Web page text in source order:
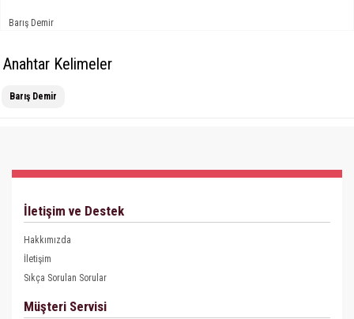
Barış Demir
Anahtar Kelimeler
Barış Demir
İletişim ve Destek
Hakkımızda
İletişim
Sıkça Sorulan Sorular
Müşteri Servisi